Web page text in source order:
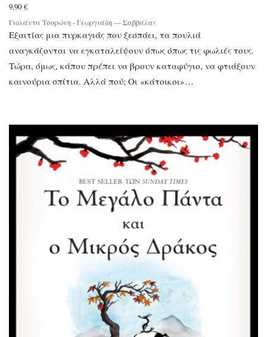
9,90 €
Γιολάντα Τσορώνη - Γεωργιάδη —Σαββάλας
Εξαιτίας μια πυρκαγιάς που ξεσπάει, τα πουλιά
αναγκάζονται να εγκαταλείψουν όπως όπως τις φωλιές τους.
Τώρα, όμως, κάπου πρέπει να βρουν καταφύγιο, να φτιάξουν
καινούρια σπίτια. Αλλά πού; Οι «κάτοικοι»…